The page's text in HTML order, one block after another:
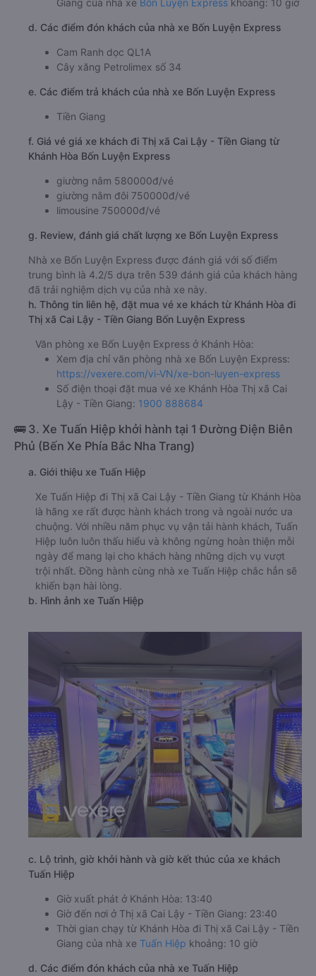
d. Các điểm đón khách của nhà xe Bốn Luyện Express
Cam Ranh dọc QL1A
Cây xăng Petrolimex số 34
e. Các điểm trả khách của nhà xe Bốn Luyện Express
Tiền Giang
f. Giá vé giá xe khách đi Thị xã Cai Lậy - Tiền Giang từ
Khánh Hòa Bốn Luyện Express
giường nằm 580000đ/vé
giường nằm đôi 750000đ/vé
limousine 750000đ/vé
g. Review, đánh giá chất lượng xe Bốn Luyện Express
Nhà xe Bốn Luyện Express được đánh giá với số điểm
trung bình là 4.2/5 dựa trên 539 đánh giá của khách hàng
đã trải nghiệm dịch vụ của nhà xe này.
h. Thông tin liên hệ, đặt mua vé xe khách từ Khánh Hòa đi
Thị xã Cai Lậy - Tiền Giang Bốn Luyện Express
Văn phòng xe Bốn Luyện Express ở Khánh Hòa:
Xem địa chỉ văn phòng nhà xe Bốn Luyện Express:
https://vexere.com/vi-VN/xe-bon-luyen-express
Số điện thoại đặt mua vé xe Khánh Hòa Thị xã Cai
Lậy - Tiền Giang: 1900 888684
🚌 3. Xe Tuấn Hiệp khởi hành tại 1 Đường Điện Biên
Phủ (Bến Xe Phía Bắc Nha Trang)
a. Giới thiệu xe Tuấn Hiệp
Xe Tuấn Hiệp đi Thị xã Cai Lậy - Tiền Giang từ Khánh Hòa
là hãng xe rất được hành khách trong và ngoài nước ưa
chuộng. Với nhiều năm phục vụ vận tải hành khách, Tuấn
Hiệp luôn luôn thấu hiểu và không ngừng hoàn thiện mỗi
ngày để mang lại cho khách hàng những dịch vụ vượt
trội nhất. Đồng hành cùng nhà xe Tuấn Hiệp chắc hẳn sẽ
khiến bạn hài lòng.
b. Hình ảnh xe Tuấn Hiệp
c. Lộ trình, giờ khởi hành và giờ kết thúc của xe khách
Tuấn Hiệp
Giờ xuất phát ở Khánh Hòa: 13:40
Giờ đến nơi ở Thị xã Cai Lậy - Tiền Giang: 23:40
Thời gian chạy từ Khánh Hòa đi Thị xã Cai Lậy - Tiền
Giang của nhà xe Tuấn Hiệp khoảng: 10 giờ
d. Các điểm đón khách của nhà xe Tuấn Hiệp